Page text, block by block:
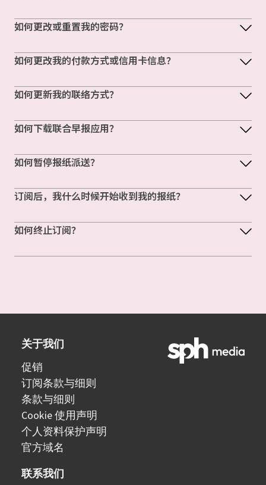
如何更改或重置我的密码？
如何更改我的付款方式或信用卡信息？
如何更新我的联络方式？
如何下载联合早报应用？
如何暂停报纸派送？
订阅后，我什么时候开始收到我的报纸？
如何终止订阅？
关于我们
促销
订阅条款与细则
条款与细则
Cookie 使用声明
个人资料保护声明
官方域名
联系我们